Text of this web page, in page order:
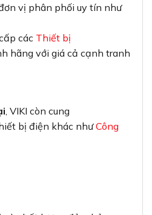
vị phân phối uy tín như
các Thiết bị
hãng với giá cả cạnh tranh
, VIKI còn cung
bị điện khác nhưCông